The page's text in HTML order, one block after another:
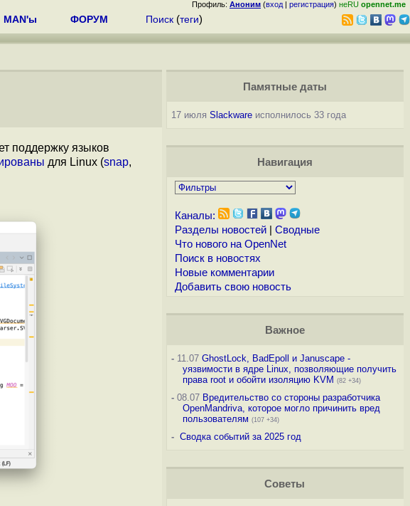
Профиль: Аноним (вход | регистрация) неRU opennet.me
MAN'ы ФОРУМ Поиск (теги)
поддержку языков
для Linux (snap,
Памятные даты
17 июля Slackwareисполнилось 33 года
Навигация
Каналы:
Разделы новостей| Сводные
Что нового на OpenNet
Поиск в новостях
Новые комментарии
Добавить свою новость
Важное
-11.07 GhostLock, BadEpoll и Januscape -
уязвимости в ядре Linux, позволяющие получить
права root и обойти изоляцию KVM (82 +34)
-08.07 Вредительство со стороны разработчика
OpenMandriva, которое могло причинить вред
пользователям (107 +34)
- Сводка событий за 2025 год
Советы